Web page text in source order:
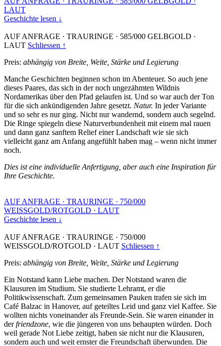
LAUT
Geschichte lesen ↓
AUF ANFRAGE · TRAURINGE · 585/000 GELBGOLD ·
LAUT Schliessen ↑
Preis: abhängig von Breite, Weite, Stärke und Legierung
Manche Geschichten beginnen schon im Abenteuer. So auch jene
dieses Paares, das sich in der noch ungezähmten Wildnis
Nordamerikas über den Pfad gelaufen ist. Und so war auch der Ton
für die sich ankündigenden Jahre gesetzt. Natur. In jeder Variante
und so sehr es nur ging. Nicht nur wandernd, sondern auch segelnd.
Die Ringe spiegeln diese Naturverbundenheit mit einem mal rauen
und dann ganz sanftem Relief einer Landschaft wie sie sich
vielleicht ganz am Anfang angefühlt haben mag – wenn nicht immer
noch.
Dies ist eine individuelle Anfertigung, aber auch eine Inspiration für
Ihre Geschichte.
AUF ANFRAGE · TRAURINGE · 750/000
WEISSGOLD/ROTGOLD · LAUT
Geschichte lesen ↓
AUF ANFRAGE · TRAURINGE · 750/000
WEISSGOLD/ROTGOLD · LAUT Schliessen ↑
Preis: abhängig von Breite, Weite, Stärke und Legierung
Ein Notstand kann Liebe machen. Der Notstand waren die
Klausuren im Studium. Sie studierte Lehramt, er die
Politikwissenschaft. Zum gemeinsamen Pauken trafen sie sich im
Café Balzac in Hanover, auf geteiltes Leid und ganz viel Kaffee. Sie
wollten nichts voneinander als Freunde-Sein. Sie waren einander in
derfriendzone, wie die jüngeren von uns behaupten würden. Doch
weil gerade Not Liebe zeitigt, haben sie nicht nur die Klausuren,
sondern auch und weit ernster die Freundschaft überwunden. Die